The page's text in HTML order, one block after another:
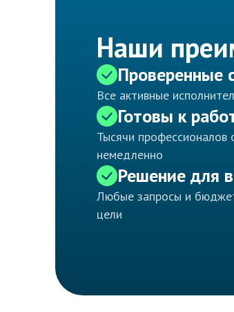
Наши
Проверенные
Все активные
Готовы к
Тысячи профессионалов
немедленно
Решение для
Любые запросы и
цели